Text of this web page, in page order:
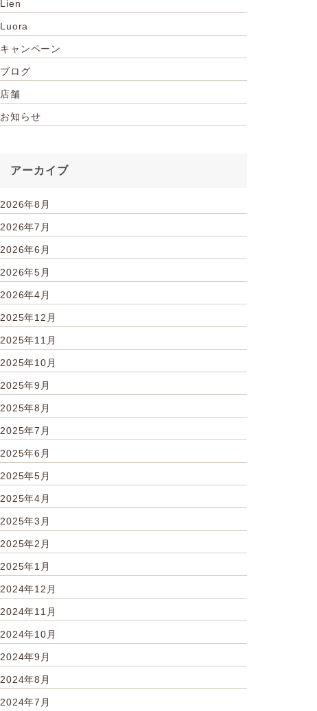
Lien
Luora
キャンペーン
ブログ
店舗
お知らせ
アーカイブ
2026年8月
2026年7月
2026年6月
2026年5月
2026年4月
2025年12月
2025年11月
2025年10月
2025年9月
2025年8月
2025年7月
2025年6月
2025年5月
2025年4月
2025年3月
2025年2月
2025年1月
2024年12月
2024年11月
2024年10月
2024年9月
2024年8月
2024年7月